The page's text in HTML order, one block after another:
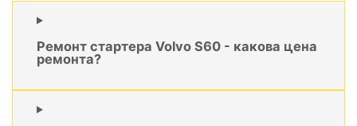
Ремонт стартера Volvo S60 - какова цена
ремонта?